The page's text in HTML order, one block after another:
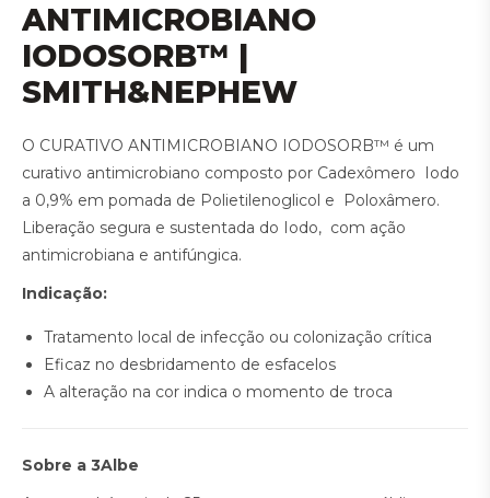
ANTIMICROBIANO
IODOSORB™ |
SMITH&NEPHEW
O CURATIVO ANTIMICROBIANO IODOSORB™ é um
curativo antimicrobiano composto por Cadexômero Iodo
a 0,9% em pomada de Polietilenoglicol e Poloxâmero.
Liberação segura e sustentada do Iodo, com ação
antimicrobiana e antifúngica.
Indicação:
Tratamento local de infecção ou colonização crítica
Eficaz no desbridamento de esfacelos
A alteração na cor indica o momento de troca
Sobre a 3Albe